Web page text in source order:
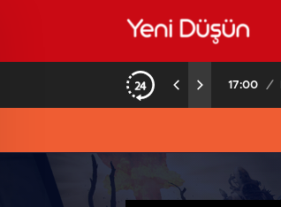
17:00 /